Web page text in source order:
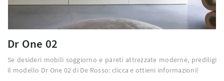
Dr One 02
Se desideri mobili soggiorno e pareti attrezzate moderne, prediligi
il modello Dr One 02 di De Rosso: clicca e ottieni informazioni!